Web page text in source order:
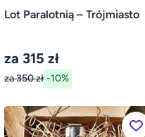
Lot Paralotnią – Trójmiasto
za 315 zł
za 350 zł -10%